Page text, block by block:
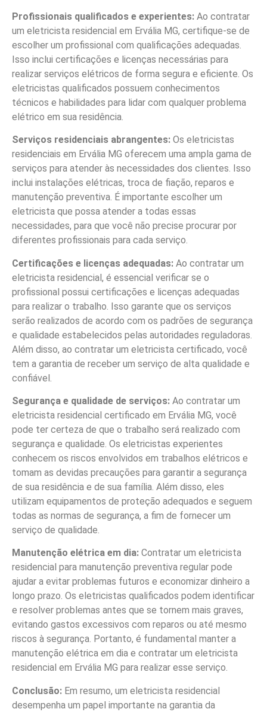
Profissionais qualificados e experientes: Ao contratar
um eletricista residencial em Ervália MG, certifique-se de
escolher um profissional com qualificações adequadas.
Isso inclui certificações e licenças necessárias para
realizar serviços elétricos de forma segura e eficiente. Os
eletricistas qualificados possuem conhecimentos
técnicos e habilidades para lidar com qualquer problema
elétrico em sua residência.
Serviços residenciais abrangentes: Os eletricistas
residenciais em Ervália MG oferecem uma ampla gama de
serviços para atender às necessidades dos clientes. Isso
inclui instalações elétricas, troca de fiação, reparos e
manutenção preventiva. É importante escolher um
eletricista que possa atender a todas essas
necessidades, para que você não precise procurar por
diferentes profissionais para cada serviço.
Certificações e licenças adequadas: Ao contratar um
eletricista residencial, é essencial verificar se o
profissional possui certificações e licenças adequadas
para realizar o trabalho. Isso garante que os serviços
serão realizados de acordo com os padrões de segurança
e qualidade estabelecidos pelas autoridades reguladoras.
Além disso, ao contratar um eletricista certificado, você
tem a garantia de receber um serviço de alta qualidade e
confiável.
Segurança e qualidade de serviços: Ao contratar um
eletricista residencial certificado em Ervália MG, você
pode ter certeza de que o trabalho será realizado com
segurança e qualidade. Os eletricistas experientes
conhecem os riscos envolvidos em trabalhos elétricos e
tomam as devidas precauções para garantir a segurança
de sua residência e de sua família. Além disso, eles
utilizam equipamentos de proteção adequados e seguem
todas as normas de segurança, a fim de fornecer um
serviço de qualidade.
Manutenção elétrica em dia: Contratar um eletricista
residencial para manutenção preventiva regular pode
ajudar a evitar problemas futuros e economizar dinheiro a
longo prazo. Os eletricistas qualificados podem identificar
e resolver problemas antes que se tornem mais graves,
evitando gastos excessivos com reparos ou até mesmo
riscos à segurança. Portanto, é fundamental manter a
manutenção elétrica em dia e contratar um eletricista
residencial em Ervália MG para realizar esse serviço.
Conclusão: Em resumo, um eletricista residencial
desempenha um papel importante na garantia da